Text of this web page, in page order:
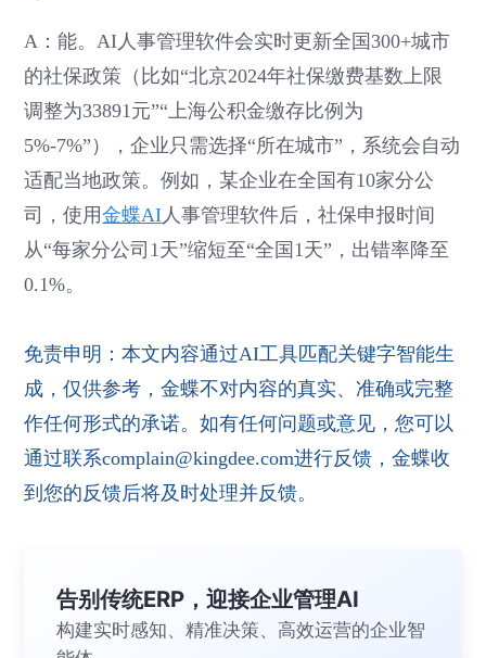
A：能。AI人事管理软件会实时更新全国300+城市
的社保政策（比如“北京2024年社保缴费基数上限
调整为33891元”“上海公积金缴存比例为
5%-7%”），企业只需选择“所在城市”，系统会自动
适配当地政策。例如，某企业在全国有10家分公
司，使用金蝶AI人事管理软件后，社保申报时间
从“每家分公司1天”缩短至“全国1天”，出错率降至
0.1%。
免责申明：本文内容通过AI工具匹配关键字智能生
成，仅供参考，金蝶不对内容的真实、准确或完整
作任何形式的承诺。如有任何问题或意见，您可以
通过联系complain@kingdee.com进行反馈，金蝶收
到您的反馈后将及时处理并反馈。
告别传统ERP，迎接企业管理AI
构建实时感知、精准决策、高效运营的企业智